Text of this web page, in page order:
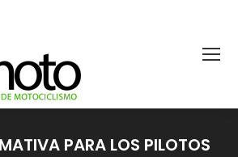
PARA LOS PILOTOS